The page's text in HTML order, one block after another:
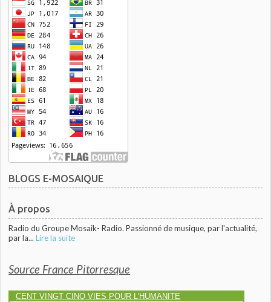
BLOGS E-MOSAIQUE
À propos
Radio du Groupe Mosaik- Radio. Passionné de musique, par l'actualité,
par la... Lire la suite
Source France Pitorresque
CENT VINGT CINQ VIES POUR L'HUMANITE